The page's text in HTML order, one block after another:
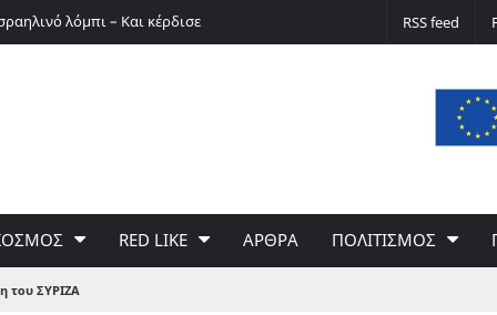
λόμπι – Και κέρδισε Ο Ερνστ Φίσερ για τις Δίκες της Μόσχας
RSS feed
RED LIKE ΑΡΘΡΑ ΠΟΛΙΤΙΣΜΟΣ
του ΣΥΡΙΖΑ